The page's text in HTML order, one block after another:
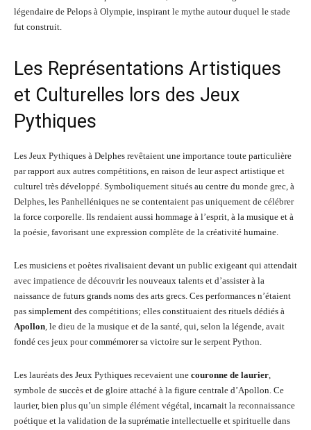
légendaire de Pelops à Olympie, inspirant le mythe autour duquel le stade
fut construit.
Les Représentations Artistiques
et Culturelles lors des Jeux
Pythiques
Les Jeux Pythiques à Delphes revêtaient une importance toute particulière
par rapport aux autres compétitions, en raison de leur aspect artistique et
culturel très développé. Symboliquement situés au centre du monde grec, à
Delphes, les Panhelléniques ne se contentaient pas uniquement de célébrer
la force corporelle. Ils rendaient aussi hommage à l’esprit, à la musique et à
la poésie, favorisant une expression complète de la créativité humaine.
Les musiciens et poètes rivalisaient devant un public exigeant qui attendait
avec impatience de découvrir les nouveaux talents et d’assister à la
naissance de futurs grands noms des arts grecs. Ces performances n’étaient
pas simplement des compétitions; elles constituaient des rituels dédiés à
Apollon, le dieu de la musique et de la santé, qui, selon la légende, avait
fondé ces jeux pour commémorer sa victoire sur le serpent Python.
Les lauréats des Jeux Pythiques recevaient une couronne de laurier,
symbole de succès et de gloire attaché à la figure centrale d’Apollon. Ce
laurier, bien plus qu’un simple élément végétal, incarnait la reconnaissance
poétique et la validation de la suprématie intellectuelle et spirituelle dans